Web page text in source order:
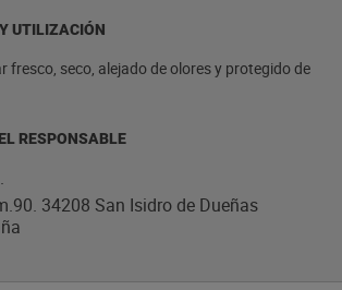
UTILIZACIÓN
fresco, seco, alejado de olores y protegido de
RESPONSABLE
34208 San Isidro de Dueñas